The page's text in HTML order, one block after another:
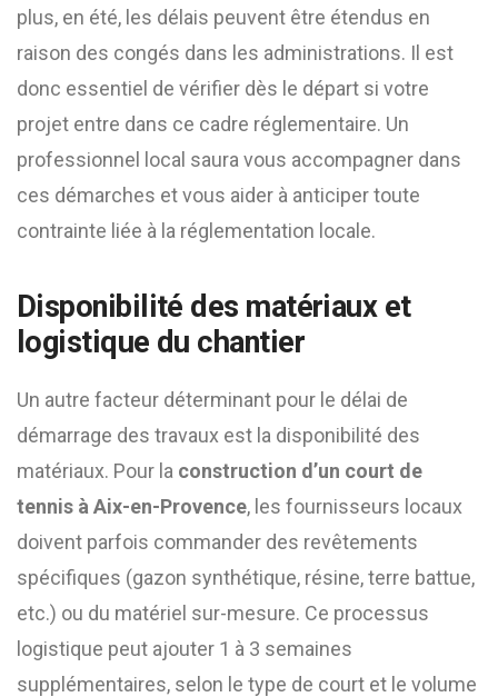
plus, en été, les délais peuvent être étendus en
raison des congés dans les administrations. Il est
donc essentiel de vérifier dès le départ si votre
projet entre dans ce cadre réglementaire. Un
professionnel local saura vous accompagner dans
ces démarches et vous aider à anticiper toute
contrainte liée à la réglementation locale.
Disponibilité des matériaux et
logistique du chantier
Un autre facteur déterminant pour le délai de
démarrage des travaux est la disponibilité des
matériaux. Pour la construction d’un court de
tennis à Aix-en-Provence, les fournisseurs locaux
doivent parfois commander des revêtements
spécifiques (gazon synthétique, résine, terre battue,
etc.) ou du matériel sur-mesure. Ce processus
logistique peut ajouter 1 à 3 semaines
supplémentaires, selon le type de court et le volume